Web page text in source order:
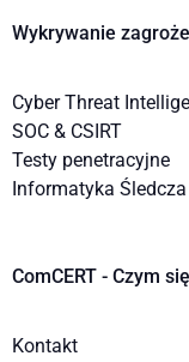
Wykrywanie
Cyber Threat
SOC & CSIRT
Testy penetracyjne
Informatyka Śledcza
ComCERT - Czym
Kontakt